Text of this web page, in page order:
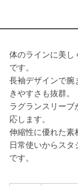
体のラインに美し
です。
長袖デザインで腕
きやすさも抜群。
ラグランスリーブ
応します。
伸縮性に優れた素
日常使いからス
です。